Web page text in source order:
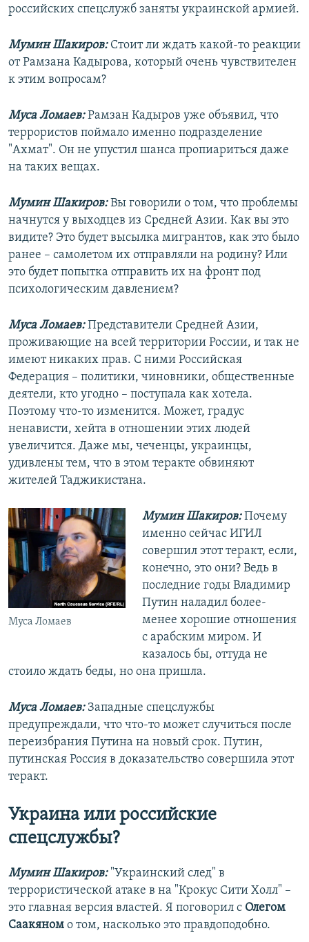
российских спецслужб заняты украинской армией.
Мумин Шакиров: Стоит ли ждать какой-то реакции
от Рамзана Кадырова, который очень чувствителен
к этим вопросам?
Муса Ломаев:Рамзан Кадыров уже объявил, что
террористов поймало именно подразделение
"Ахмат". Он не упустил шанса пропиариться даже
на таких вещах.
Мумин Шакиров:Вы говорили о том, что проблемы
начнутся у выходцев из Средней Азии. Как вы это
видите? Это будет высылка мигрантов, как это было
ранее – самолетом их отправляли на родину? Или
это будет попытка отправить их на фронт под
психологическим давлением?
Муса Ломаев:Представители Средней Азии,
проживающие на всей территории России, и так не
имеют никаких прав. С ними Российская
Федерация – политики, чиновники, общественные
деятели, кто угодно – поступала как хотела.
Поэтому что-то изменится. Может, градус
ненависти, хейта в отношении этих людей
увеличится. Даже мы, чеченцы, украинцы,
удивлены тем, что в этом теракте обвиняют
жителей Таджикистана.
Муса Ломаев
Мумин Шакиров:Почему
именно сейчас ИГИЛ
совершил этот теракт, если,
конечно, это они? Ведь в
последние годы Владимир
Путин наладил более-
менее хорошие отношения
с арабским миром. И
казалось бы, оттуда не
стоило ждать беды, но она пришла.
Муса Ломаев: Западные спецслужбы
предупреждали, что что-то может случиться после
переизбрания Путина на новый срок. Путин,
путинская Россия в доказательство совершила этот
теракт.
Украина или российские
спецслужбы?
Мумин Шакиров: "Украинский след" в
террористической атаке в на "Крокус Сити Холл" –
это главная версия властей. Я поговорил с Олегом
Саакяном о том, насколько это правдоподобно.